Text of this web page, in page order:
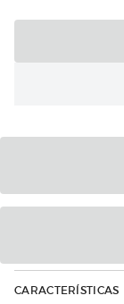
CARACTERÍSTICAS